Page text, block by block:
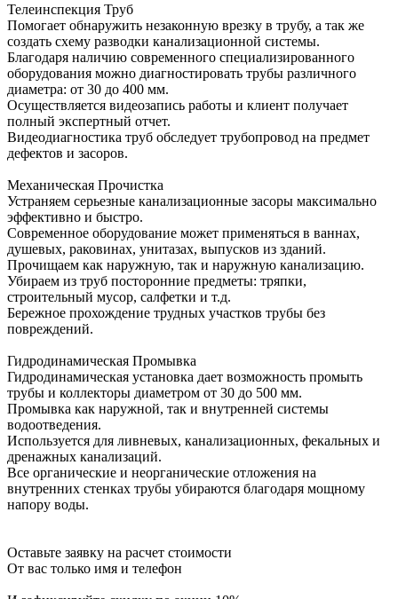
Телеинспекция Труб
Помогает обнаружить незаконную врезку в трубу, а так же
создать схему разводки канализационной системы.
Благодаря наличию современного специализированного
оборудования можно диагностировать трубы различного
диаметра: от 30 до 400 мм.
Осуществляется видеозапись работы и клиент получает
полный экспертный отчет.
Видеодиагностика труб обследует трубопровод на предмет
дефектов и засоров.
Механическая Прочистка
Устраняем серьезные канализационные засоры максимально
эффективно и быстро.
Современное оборудование может применяться в ваннах,
душевых, раковинах, унитазах, выпусков из зданий.
Прочищаем как наружную, так и наружную канализацию.
Убираем из труб посторонние предметы: тряпки,
строительный мусор, салфетки и т.д.
Бережное прохождение трудных участков трубы без
повреждений.
Гидродинамическая Промывка
Гидродинамическая установка дает возможность промыть
трубы и коллекторы диаметром от 30 до 500 мм.
Промывка как наружной, так и внутренней системы
водоотведения.
Используется для ливневых, канализационных, фекальных и
дренажных канализаций.
Все органические и неорганические отложения на
внутренних стенках трубы убираются благодаря мощному
напору воды.
Оставьте заявку на расчет стоимости
От вас только имя и телефон